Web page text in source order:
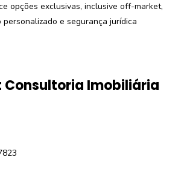
opções exclusivas, inclusive off-market,
e segurança jurídica
Consultoria Imobiliária